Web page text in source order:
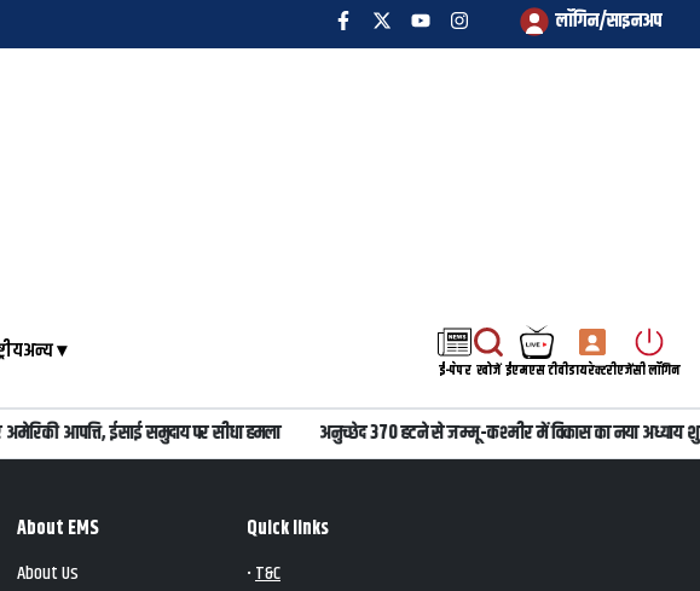
लॉगिन/साइनअप
अन्य▾
ई-पेपर खोजें ईएमएस टीवीडायरेक्टरीएजेंसी लॉगिन
आपत्ति, ईसाई समुदाय पर सीधा हमला अनुच्छेद 370 हटने से जम्मू-कश्मीर में विकास का नया अध्याय
About EMS
About Us
Quick links
•T&C